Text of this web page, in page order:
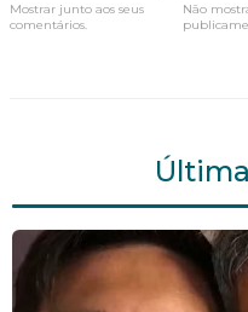
Mostrar junto aos seus
comentários.
Não